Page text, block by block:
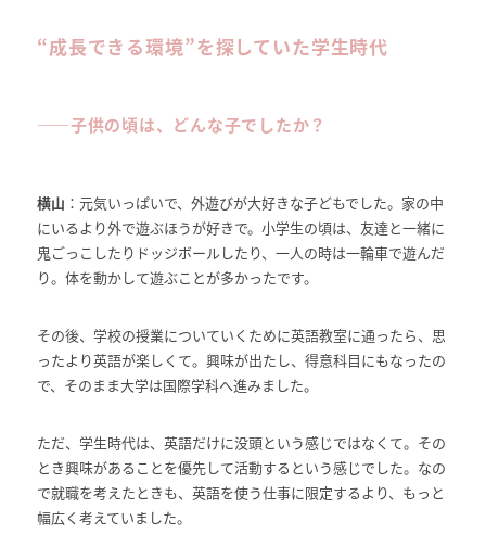
“成長できる環境”を探していた学生時代
――子供の頃は、どんな子でしたか？
横山 ：元気いっぱいで、外遊びが大好きな子どもでした。家の中
にいるより外で遊ぶほうが好きで。小学生の頃は、友達と一緒に
鬼ごっこしたりドッジボールしたり、一人の時は一輪車で遊んだ
り。体を動かして遊ぶことが多かったです。
その後、学校の授業についていくために英語教室に通ったら、思
ったより英語が楽しくて。興味が出たし、得意科目にもなったの
で、そのまま大学は国際学科へ進みました。
ただ、学生時代は、英語だけに没頭という感じではなくて。その
とき興味があることを優先して活動するという感じでした。なの
で就職を考えたときも、英語を使う仕事に限定するより、もっと
幅広く考えていました。